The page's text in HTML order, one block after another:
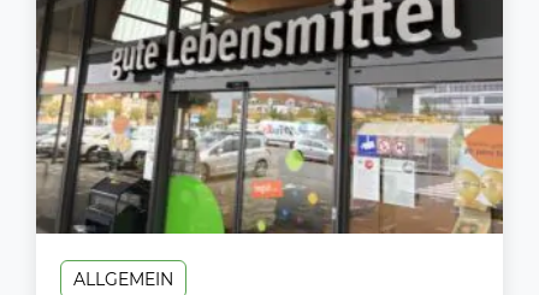
ALLGEMEIN